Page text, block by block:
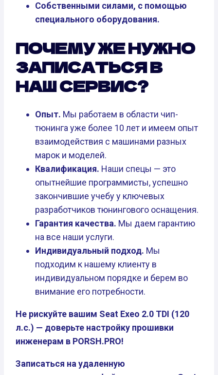
Собственными силами, с помощью
специального оборудования.
ПОЧЕМУ ЖЕ НУЖНО
ЗАПИСАТЬСЯ В
НАШ СЕРВИС?
Опыт. Мы работаем в области чип-
тюнинга уже более 10 лет и имеем опыт
взаимодействия с машинами разных
марок и моделей.
Квалификация. Наши спецы — это
опытнейшие программисты, успешно
закончившие учебу у ключевых
разработчиков тюнингового оснащения.
Гарантия качества. Мы даем гарантию
на все наши услуги.
Индивидуальный подход. Мы
подходим к нашему клиенту в
индивидуальном порядке и берем во
внимание его потребности.
Не рискуйте вашим Seat Exeo 2.0 TDI (120
л.с.) — доверьте настройку прошивки
инженерам в PORSH.PRO!
Записаться на удаленную